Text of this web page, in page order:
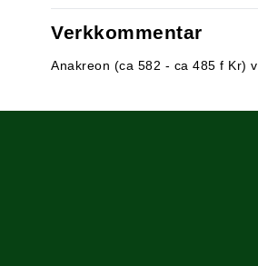
Verkkommentar
Anakreon (ca 582 - ca 485 f Kr)